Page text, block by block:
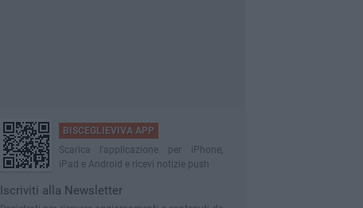
BISCEGLIEVIVA APP
Scarica l'applicazione per iPhone,
iPad e Android e ricevi notizie push
Iscriviti alla Newsletter